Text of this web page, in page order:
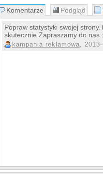
itp.
swojej
Opinię
Bardzo
Komentarze Podgląd
Popraw statystyki swojej
skutecznie.Zapraszamy do nas
kampania reklamowa,